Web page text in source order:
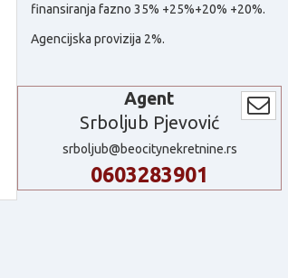
finansiranja fazno 35% +25%+20% +20%.
Agencijska provizija 2%.
Agent
Srboljub Pjevović
srboljub@beocitynekretnine.rs
0603283901